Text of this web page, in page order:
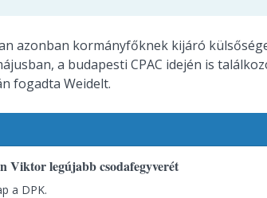
azonban kormányfőknek kijáró
a budapesti CPAC idején is
fogadta Weidelt.
Viktor legújabb csodafegyverét
a DPK.